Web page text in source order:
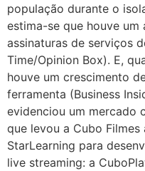
população durante o
estima-se que houve um
assinaturas de serviços
Time/Opinion Box). E,
houve um crescimento
ferramenta (Business
evidenciou um mercado
que levou a Cubo
StarLearning para
live streaming: a